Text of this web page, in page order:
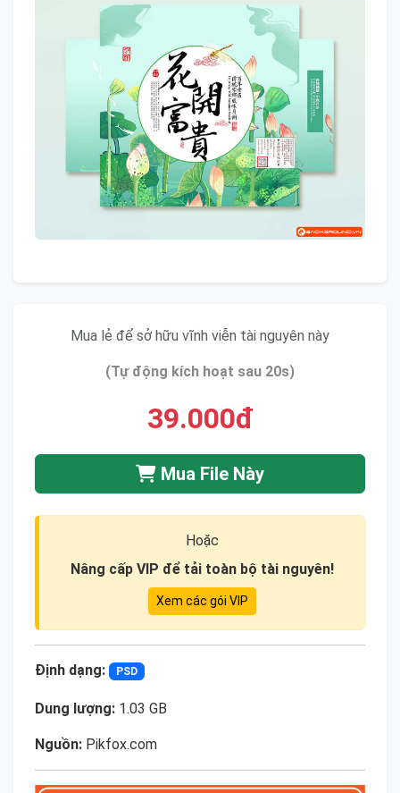
Mua lẻ để sở hữu vĩnh viễn tài nguyên này
(Tự động kích hoạt sau 20s)
39.000đ
Mua File Này
Hoặc
Nâng cấp VIP để tải toàn bộ tài nguyên!
Xem các gói VIP
Định dạng: PSD
Dung lượng: 1.03 GB
Nguồn: Pikfox.com